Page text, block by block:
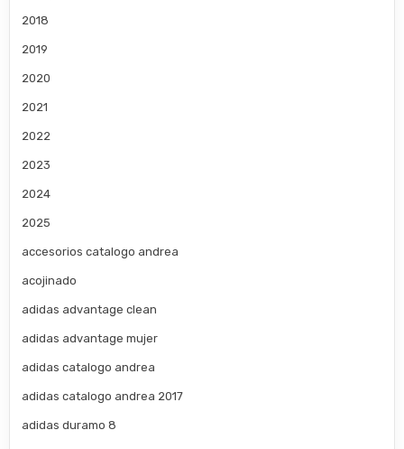
2018
2019
2020
2021
2022
2023
2024
2025
accesorios catalogo andrea
acojinado
adidas advantage clean
adidas advantage mujer
adidas catalogo andrea
adidas catalogo andrea 2017
adidas duramo 8